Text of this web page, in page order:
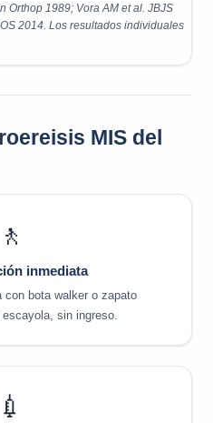
Orthop 1989; Vora AM et al. JBJS
2014. Los resultados individuales
MIS del
🚶
inmediata
bota walker o zapato
sin ingreso.
💉